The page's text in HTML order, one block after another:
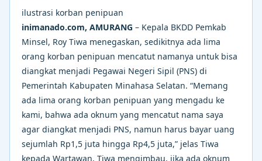
ilustrasi korban penipuan
inimanado.com, AMURANG – Kepala BKDD Pemkab
Minsel, Roy Tiwa menegaskan, sedikitnya ada lima
orang korban penipuan mencatut namanya untuk bisa
diangkat menjadi Pegawai Negeri Sipil (PNS) di
Pemerintah Kabupaten Minahasa Selatan. “Memang
ada lima orang korban penipuan yang mengadu ke
kami, bahwa ada oknum yang mencatut nama saya
agar diangkat menjadi PNS, namun harus bayar uang
sejumlah Rp1,5 juta hingga Rp4,5 juta,” jelas Tiwa
kepada Wartawan. Tiwa mengimbau, jika ada oknum